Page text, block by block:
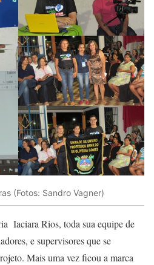
(Fotos: Sandro Vagner)
Iaciara Rios, toda sua equipe de
e supervisores que se
Mais uma vez ficou a marca